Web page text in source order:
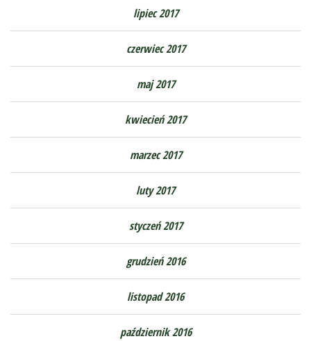
lipiec 2017
czerwiec 2017
maj 2017
kwiecień 2017
marzec 2017
luty 2017
styczeń 2017
grudzień 2016
listopad 2016
październik 2016